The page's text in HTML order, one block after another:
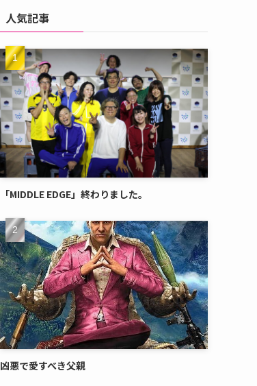
人気記事
「MIDDLE EDGE」終わりました。
凶悪で愛すべき父親